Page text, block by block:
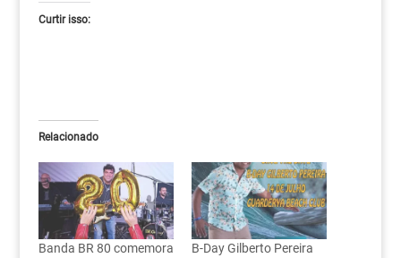
Curtir isso:
Relacionado
Banda BR 80 comemora
B-Day Gilberto Pereira